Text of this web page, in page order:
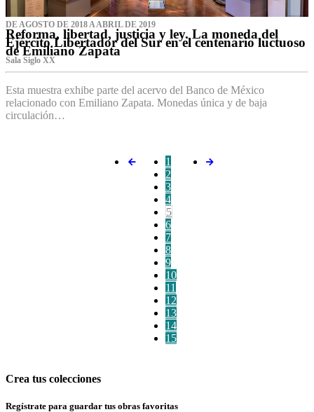
DE AGOSTO DE 2018 A ABRIL DE 2019
Reforma, libertad, justicia y ley. La moneda del
Ejército Libertador del Sur en el centenario luctuoso
de Emiliano Zapata
Sala Siglo XX
Esta muestra exhibe parte del acervo del Banco de México
relacionado con Emiliano Zapata. Monedas única y de baja
circulación…
1
2
3
4
5
6
7
8
9
10
11
12
13
14
15
Crea tus colecciones
Regístrate para guardar tus obras favoritas